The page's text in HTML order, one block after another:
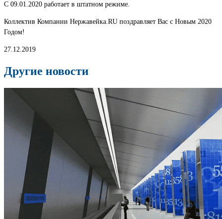
С 09.01.2020 работает в штатном режиме.
Коллектив Компании Нержавейка.RU поздравляет Вас с Новым 2020
Годом!
27.12.2019
Другие новости